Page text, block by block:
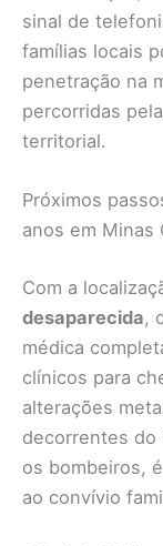
sinal de
famílias locais
penetração na
percorridas
territorial.
Próximos
anos em Minas
Com a
desaparecida,
médica
clínicos para
alterações
decorrentes do
os bombeiros,
ao convívio